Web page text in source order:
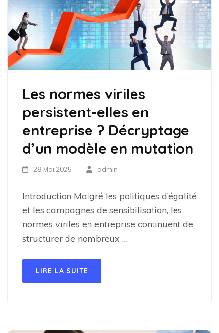
Les normes viriles
persistent-elles en
entreprise ? Décryptage
d’un modèle en mutation
28 Mai,2025 admin
Introduction Malgré les politiques d’égalité
et les campagnes de sensibilisation, les
normes viriles en entreprise continuent de
structurer de nombreux …
LIRE LA SUITE